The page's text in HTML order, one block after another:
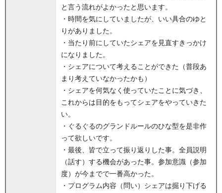
と言う流れがよかったと思います。
・時間を気にしていましたが、いい具合のゆと
りがありました。
・当たり前にしていたシェアを見直すきっかけ
になりました。
・シェアについて考えることができた（普段あ
まり考えていなかったかも）
・シェアを何気なく使っていたことに気づき、
これからは目的をもってシェアをやっていきた
い。
・ぐるぐるのグランドルールのひな型を是非作
って欲しいです。
・最後、皆で立って振り返りした事。全員説明
（話す）する機会があった事。参加意識（参加
度）が今までで一番高かった。
・プログラム内容（問い）シェアは掘り下げる